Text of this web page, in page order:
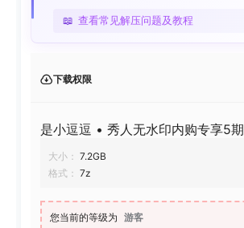
📖 查看常见解压问题及教程
下载权限
是小逗逗 • 秀人无水印内购专享5期
大小： 7.2GB
格式： 7z
您当前的等级为 游客